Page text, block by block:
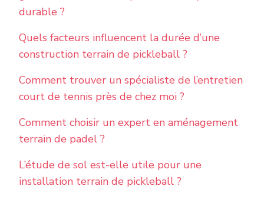
durable ?
Quels facteurs influencent la durée d’une
construction terrain de pickleball ?
Comment trouver un spécialiste de l’entretien
court de tennis près de chez moi ?
Comment choisir un expert en aménagement
terrain de padel ?
L’étude de sol est-elle utile pour une
installation terrain de pickleball ?